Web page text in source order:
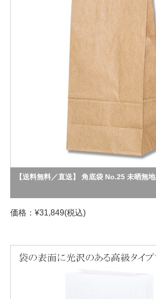
【送料無料／直送】 角底袋 No.25 未晒無地
価格：¥31,849(税込)